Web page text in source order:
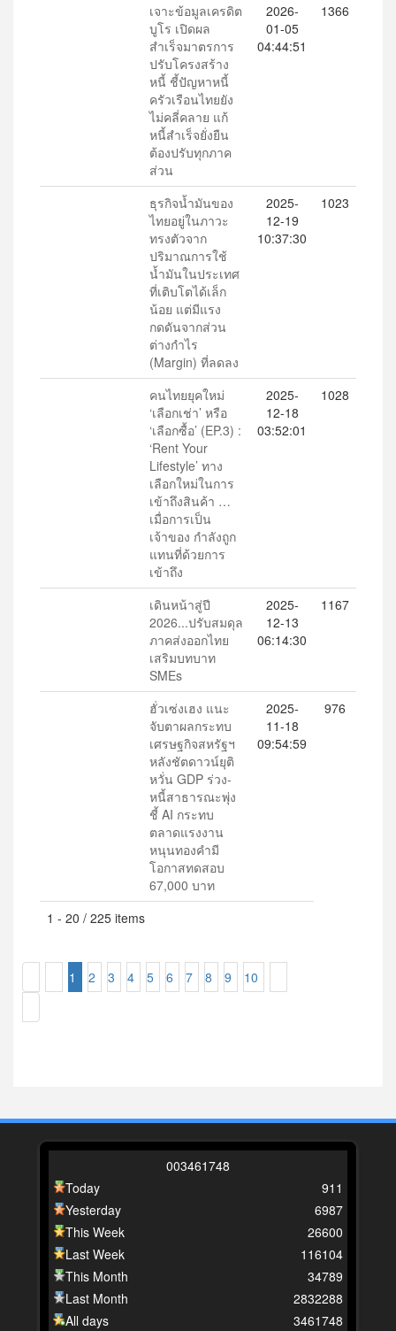
เจาะข้อมูลเครดิต
บูโร เปิดผล
สำเร็จมาตรการ
ปรับโครงสร้าง
หนี้ ชี้ปัญหาหนี้
ครัวเรือนไทยยัง
ไม่คลี่คลาย แก้
หนี้สำเร็จยั่งยืน
ต้องปรับทุกภาค
ส่วน
2026-
01-05
04:44:51
1366
ธุรกิจน้ำมันของ
ไทยอยู่ในภาวะ
ทรงตัวจาก
ปริมาณการใช้
น้ำมันในประเทศ
ที่เติบโตได้เล็ก
น้อย แต่มีแรง
กดดันจากส่วน
ต่างกำไร
(Margin) ที่ลดลง
2025-
12-19
10:37:30
1023
คนไทยยุคใหม่
‘เลือกเช่า’ หรือ
‘เลือกซื้อ’ (EP.3) :
‘Rent Your
Lifestyle’ ทาง
เลือกใหม่ในการ
เข้าถึงสินค้า …
เมื่อการเป็น
เจ้าของ กำลังถูก
แทนที่ด้วยการ
เข้าถึง
2025-
12-18
03:52:01
1028
เดินหน้าสู่ปี
2026...ปรับสมดุล
ภาคส่งออกไทย
เสริมบทบาท
SMEs
2025-
12-13
06:14:30
1167
ฮั่วเซ่งเฮง แนะ
จับตาผลกระทบ
เศรษฐกิจสหรัฐฯ
หลังชัตดาวน์ยุติ
หวั่น GDP ร่วง-
หนี้สาธารณะพุ่ง
ชี้ AI กระทบ
ตลาดแรงงาน
หนุนทองคำมี
โอกาสทดสอบ
67,000 บาท
2025-
11-18
09:54:59
976
1 - 20 / 225 items
1 2 3 4 5 6 7 8 9 10
003461748
Today
Yesterday
This Week
Last Week
This Month
Last Month
All days
911
6987
26600
116104
34789
2832288
3461748